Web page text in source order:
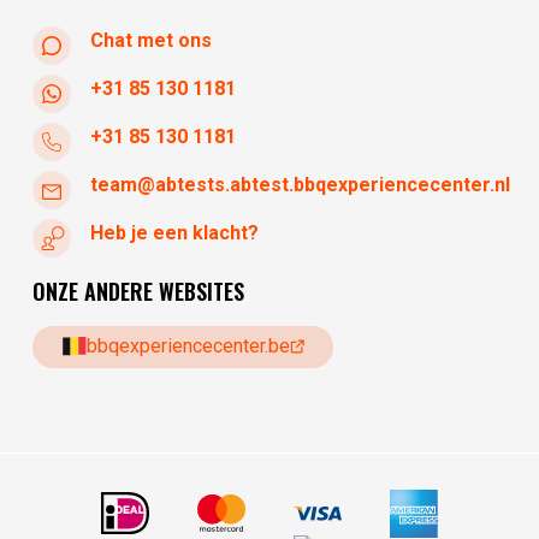
Chat met ons
+31 85 130 1181
+31 85 130 1181
team@abtests.abtest.bbqexperiencecenter.nl
Heb je een klacht?
ONZE ANDERE WEBSITES
bbqexperiencecenter.be